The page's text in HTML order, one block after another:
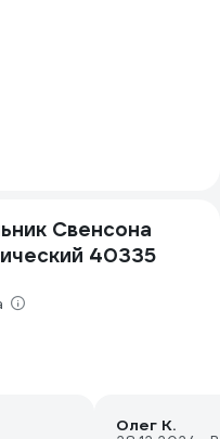
Свенсона
40335
Олег К.